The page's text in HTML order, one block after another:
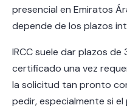
presencial en Emiratos
depende de los plazos
IRCC suele dar plazos
certificado una vez
la solicitud tan pronto
pedir, especialmente si